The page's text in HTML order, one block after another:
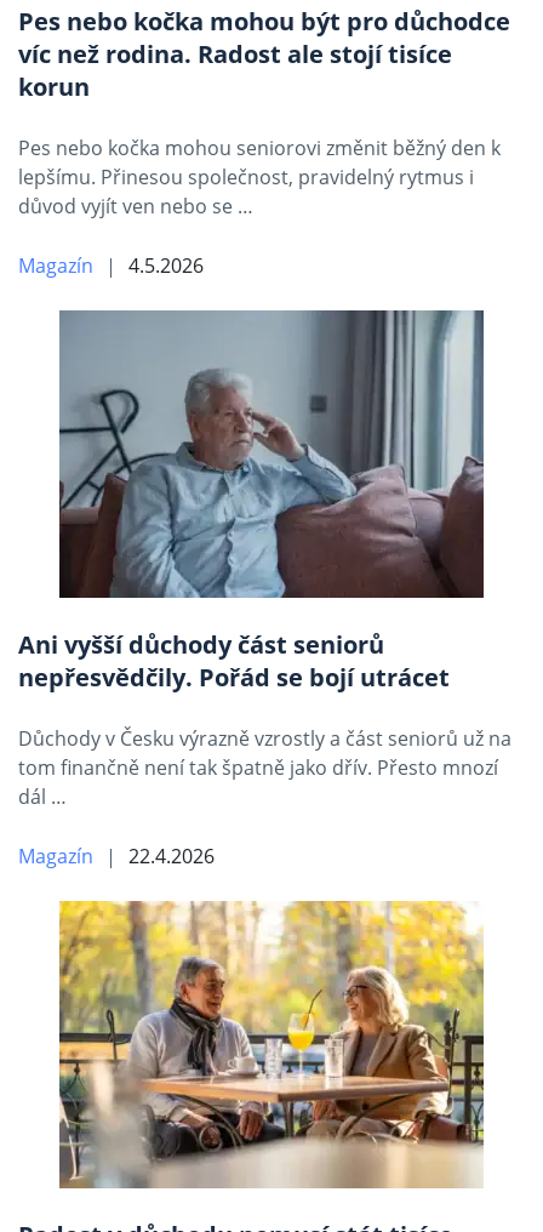
Pes nebo kočka mohou být pro důchodce
víc než rodina. Radost ale stojí tisíce
korun
Pes nebo kočka mohou seniorovi změnit běžný den k
lepšímu. Přinesou společnost, pravidelný rytmus i
důvod vyjít ven nebo se …
Magazín 4.5.2026
Ani vyšší důchody část seniorů
nepřesvědčily. Pořád se bojí utrácet
Důchody v Česku výrazně vzrostly a část seniorů už na
tom finančně není tak špatně jako dřív. Přesto mnozí
dál …
Magazín 22.4.2026